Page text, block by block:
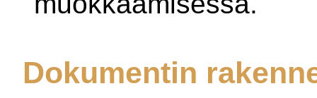
Dokumentin